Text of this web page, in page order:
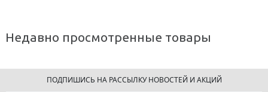
Недавно просмотренные товары
ПОДПИШИСЬ НА РАССЫЛКУ НОВОСТЕЙ И АКЦИЙ